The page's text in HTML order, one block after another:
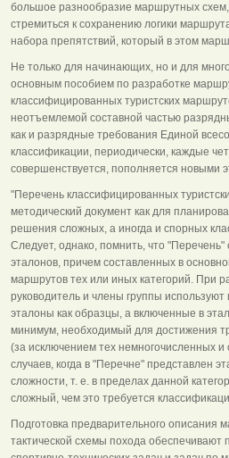
большое разнообразие маршрутных схем,
стремиться к сохранению логики
набора препятствий, который в этом
Не только для начинающих, но и для
основным пособием по разработке
классифицированных туристских
неотъемлемой составной частью
как и разрядные требования Единой
классификации, периодически, каждые
совершенствуется, пополняется новыми
"Перечень классифицированных
методический документ как для
решения сложных, а иногда и спорных
Следует, однако, помнить, что
эталонов, причем составленных в
маршрутов тех или иных категорий. При
руководитель и члены группы
эталоны как образцы, а включенные в
минимум, необходимый для достижения
(за исключением тех немногочисленных
случаев, когда в "Перечне" представлен
сложности, т. е. в пределах данной
сложный, чем это требуется
Подготовка предварительного описания
тактической схемы похода